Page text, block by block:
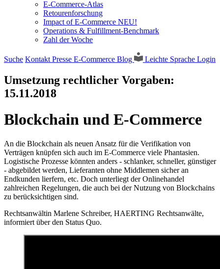
E-Commerce-Atlas
Retourenforschung
Impact of E-Commerce NEU!
Operations & Fulfillment-Benchmark
Zahl der Woche
Suche Kontakt Presse E-Commerce Blog Leichte Sprache Login
Umsetzung rechtlicher Vorgaben:
15.11.2018
Blockchain und E-Commerce
An die Blockchain als neuen Ansatz für die Verifikation von
Verträgen knüpfen sich auch im E-Commerce viele Phantasien.
Logistische Prozesse könnten anders - schlanker, schneller, günstiger
- abgebildet werden, Lieferanten ohne Middlemen sicher an
Endkunden lierfern, etc. Doch unterliegt der Onlinehandel
zahlreichen Regelungen, die auch bei der Nutzung von Blockchains
zu berücksichtigen sind.
Rechtsanwältin Marlene Schreiber, HAERTING Rechtsanwälte,
informiert über den Status Quo.